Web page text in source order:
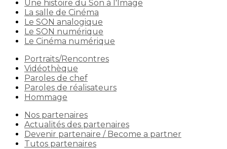
Une histoire du Son à l'Image
La salle de Cinéma
Le SON analogique
Le SON numérique
Le Cinéma numérique
Portraits/Rencontres
Vidéothèque
Paroles de chef
Paroles de réalisateurs
Hommage
Nos partenaires
Actualités des partenaires
Devenir partenaire / Become a partner
Tutos partenaires